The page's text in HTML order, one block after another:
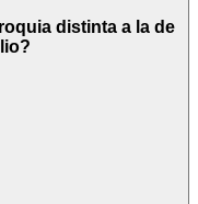
distinta a la de